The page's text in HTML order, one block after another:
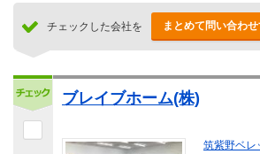
チェックした会社を まとめて問い合わせ
ブレイブホーム(株)
筑紫野ベレ